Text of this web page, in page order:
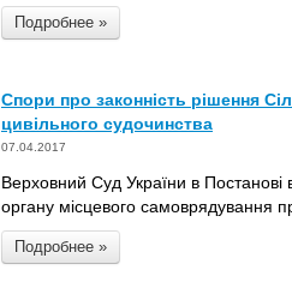
Подробнее »
Спори про законність рішення
цивільного судочинства
07.04.2017
Верховний Суд України в
органу місцевого самоврядування
Подробнее »